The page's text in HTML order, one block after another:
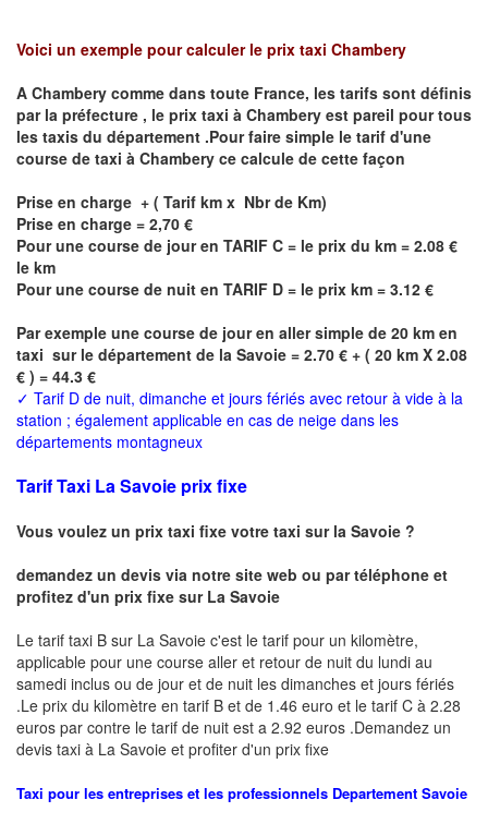
Voici un exemple pour calculer le prix taxi Chambery
A Chambery comme dans toute France, les tarifs sont définis
par la préfecture , le prix taxi à Chambery est pareil pour tous
les taxis du département .Pour faire simple le tarif d'une
course de taxi à Chambery ce calcule de cette façon
Prise en charge + ( Tarif km x Nbr de Km)
Prise en charge = 2,70 €
Pour une course de jour en TARIF C = le prix du km = 2.08 €
le km
Pour une course de nuit en TARIF D = le prix km = 3.12 €
Par exemple une course de jour en aller simple de 20 km en
taxi sur le département de la Savoie = 2.70 € + ( 20 km X 2.08
€ ) = 44.3 €
✓ Tarif D de nuit, dimanche et jours fériés avec retour à vide à la
station ; également applicable en cas de neige dans les
départements montagneux
Tarif Taxi La Savoie prix fixe
Vous voulez un prix taxi fixe votre taxi sur la Savoie ?
demandez un devis via notre site web ou par téléphone et
profitez d'un prix fixe sur La Savoie
Le tarif taxi B sur La Savoie c'est le tarif pour un kilomètre,
applicable pour une course aller et retour de nuit du lundi au
samedi inclus ou de jour et de nuit les dimanches et jours fériés
.Le prix du kilomètre en tarif B et de 1.46 euro et le tarif C à 2.28
euros par contre le tarif de nuit est a 2.92 euros .Demandez un
devis taxi à La Savoie et profiter d'un prix fixe
Taxi pour les entreprises et les professionnels Departement Savoie